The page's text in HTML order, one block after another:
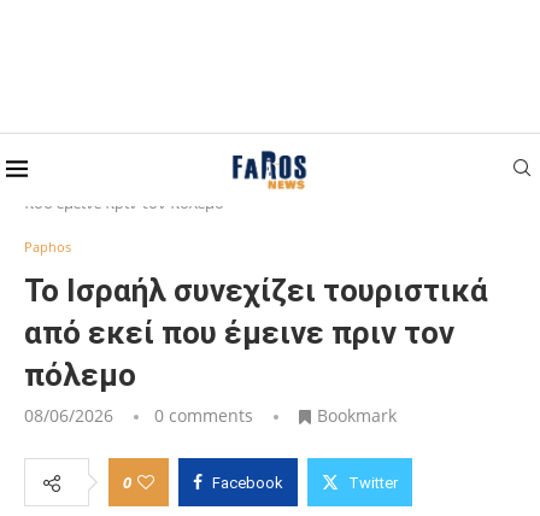
Home
Το Ισραήλ συνεχίζει τουριστικά από εκεί
που έμεινε πριν τον πόλεμο
Paphos
Το Ισραήλ συνεχίζει τουριστικά
από εκεί που έμεινε πριν τον
πόλεμο
08/06/2026 0 comments Bookmark
0 Facebook Twitter